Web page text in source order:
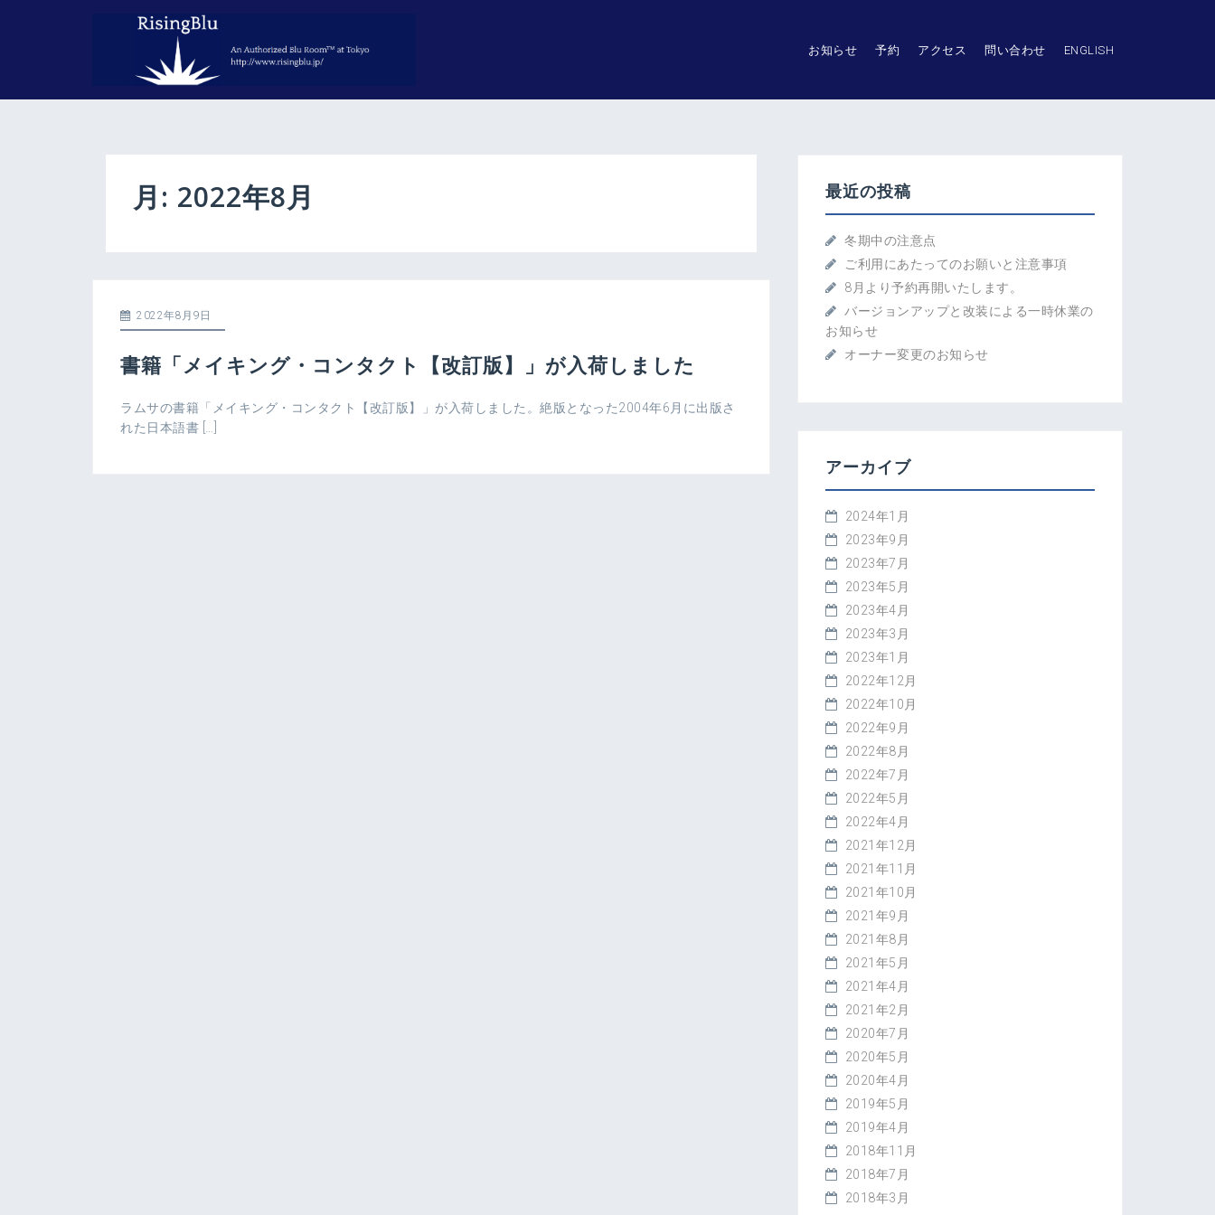
お知らせ 予約 アクセス 問い合わせ ENGLISH
月: 2022年8月
2022年8月9日
書籍「メイキング・コンタクト【改訂版】」が入荷しました
ラムサの書籍「メイキング・コンタクト【改訂版】」が入荷しました。絶版となった2004年6月に出版さ
れた日本語書 […]
最近の投稿
冬期中の注意点
ご利用にあたってのお願いと注意事項
8月より予約再開いたします。
バージョンアップと改装による一時休業の
お知らせ
オーナー変更のお知らせ
アーカイブ
2024年1月
2023年9月
2023年7月
2023年5月
2023年4月
2023年3月
2023年1月
2022年12月
2022年10月
2022年9月
2022年8月
2022年7月
2022年5月
2022年4月
2021年12月
2021年11月
2021年10月
2021年9月
2021年8月
2021年5月
2021年4月
2021年2月
2020年7月
2020年5月
2020年4月
2019年5月
2019年4月
2018年11月
2018年7月
2018年3月